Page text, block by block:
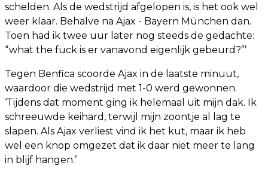
schelden. Als de wedstrijd afgelopen is, is het ook wel
weer klaar. Behalve na Ajax - Bayern München dan.
Toen had ik twee uur later nog steeds de gedachte:
“what the fuck is er vanavond eigenlijk gebeurd?”’
Tegen Benfica scoorde Ajax in de laatste minuut,
waardoor die wedstrijd met 1-0 werd gewonnen.
‘Tijdens dat moment ging ik helemaal uit mijn dak. Ik
schreeuwde keihard, terwijl mijn zoontje al lag te
slapen. Als Ajax verliest vind ik het kut, maar ik heb
wel een knop omgezet dat ik daar niet meer te lang
in blijf hangen.’